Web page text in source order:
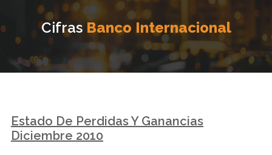
Cifras Banco Internacional
Estado De Perdidas Y Ganancias
Diciembre 2010